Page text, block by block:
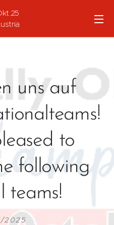
uns auf
to
following
teams!
2025